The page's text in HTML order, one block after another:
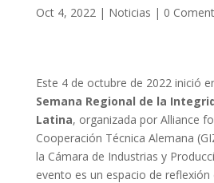
Oct 4, 2022| Noticias | 0
Este 4 de octubre de 2022 inició
Semana Regional de la
Latina, organizada por Alliance
Cooperación Técnica Alemana
la Cámara de Industrias y
evento es un espacio de reflexión